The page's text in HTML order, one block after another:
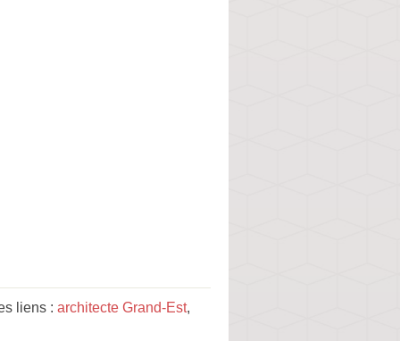
liens : architecte Grand-Est,